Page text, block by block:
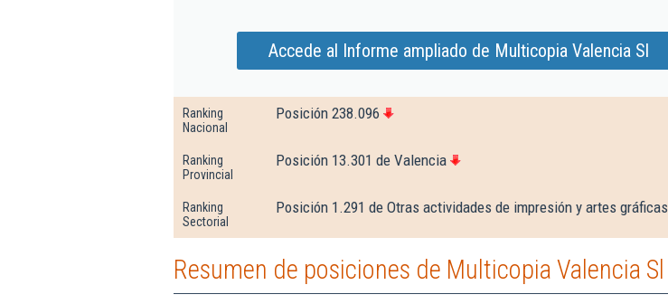
Accede al Informe ampliado de Multicopia Valencia Sl
Ranking
Nacional
Posición 238.096
Ranking
Provincial
Posición 13.301 de Valencia
Ranking
Sectorial
Posición 1.291 de Otras actividades de impresión y artes gráficas
Resumen de posiciones de Multicopia Valencia Sl